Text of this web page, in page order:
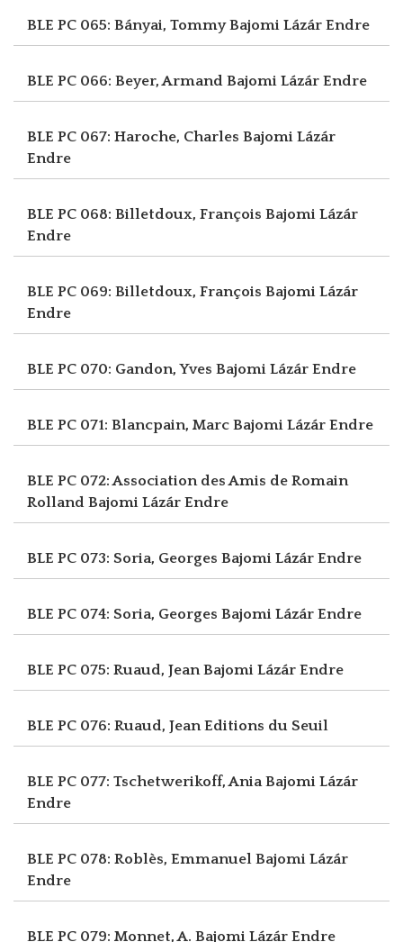
BLE PC 065: Bányai, TommyBajomi Lázár Endre
BLE PC 066: Beyer, Armand Bajomi Lázár Endre
BLE PC 067: Haroche, Charles Bajomi Lázár
Endre
BLE PC 068: Billetdoux, François Bajomi Lázár
Endre
BLE PC 069: Billetdoux, François Bajomi Lázár
Endre
BLE PC 070: Gandon, Yves Bajomi Lázár Endre
BLE PC 071: Blancpain, Marc Bajomi Lázár Endre
BLE PC 072: Association des Amis de Romain
Rolland Bajomi Lázár Endre
BLE PC 073: Soria, Georges Bajomi Lázár Endre
BLE PC 074: Soria, Georges Bajomi Lázár Endre
BLE PC 075: Ruaud, JeanBajomi Lázár Endre
BLE PC 076: Ruaud, JeanEditions du Seuil
BLE PC 077: Tschetwerikoff, AniaBajomi Lázár
Endre
BLE PC 078: Roblès, Emmanuel Bajomi Lázár
Endre
BLE PC 079: Monnet, A. Bajomi Lázár Endre